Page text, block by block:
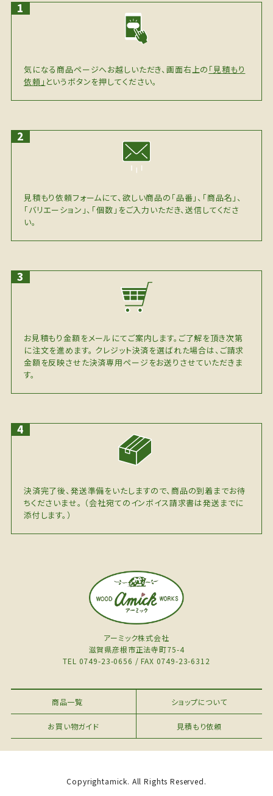
気になる商品ページへお越しいただき、画面右上の 「見積もり
依頼」 というボタンを押してください。
見積もり依頼フォームにて、欲しい商品の「品番」、「商品名」、
「バリエーション」、「個数」をご入力いただき、送信してくださ
い。
お見積もり金額をメールにてご案内します。ご了解を頂き次第
に注文を進めます。 クレジット決済を選ばれた場合は、ご請求
金額を反映させた決済専用ページをお送りさせていただきま
す。
決済完了後、発送準備をいたしますので、商品の到着までお待
ちくださいませ。 （会社宛てのインボイス請求書は発送までに
添付します。）
アーミック株式会社
滋賀県彦根市正法寺町75-4
TEL 0749-23-0656 / FAX 0749-23-6312
商品一覧 ショップについて
お買い物ガイド 見積もり依頼
Copyrightamick. All Rights Reserved.